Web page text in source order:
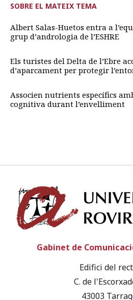
SOBRE EL MATEIX TEMA
Albert Salas-Huetos entra a
grup d’andrologia de l’ESHRE
Els turistes del Delta de l’Ebre
d’aparcament per protegir
Associen nutrients específics
cognitiva durant l’envelliment
Gabinet de
Edifici del
C. de
43003